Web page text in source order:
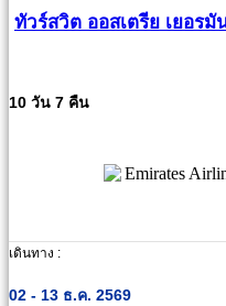
ทัวร์สวิต ออสเตรีย เยอร
10 วัน 7 คืน
เดินทาง :
02 - 13 ธ.ค. 2569